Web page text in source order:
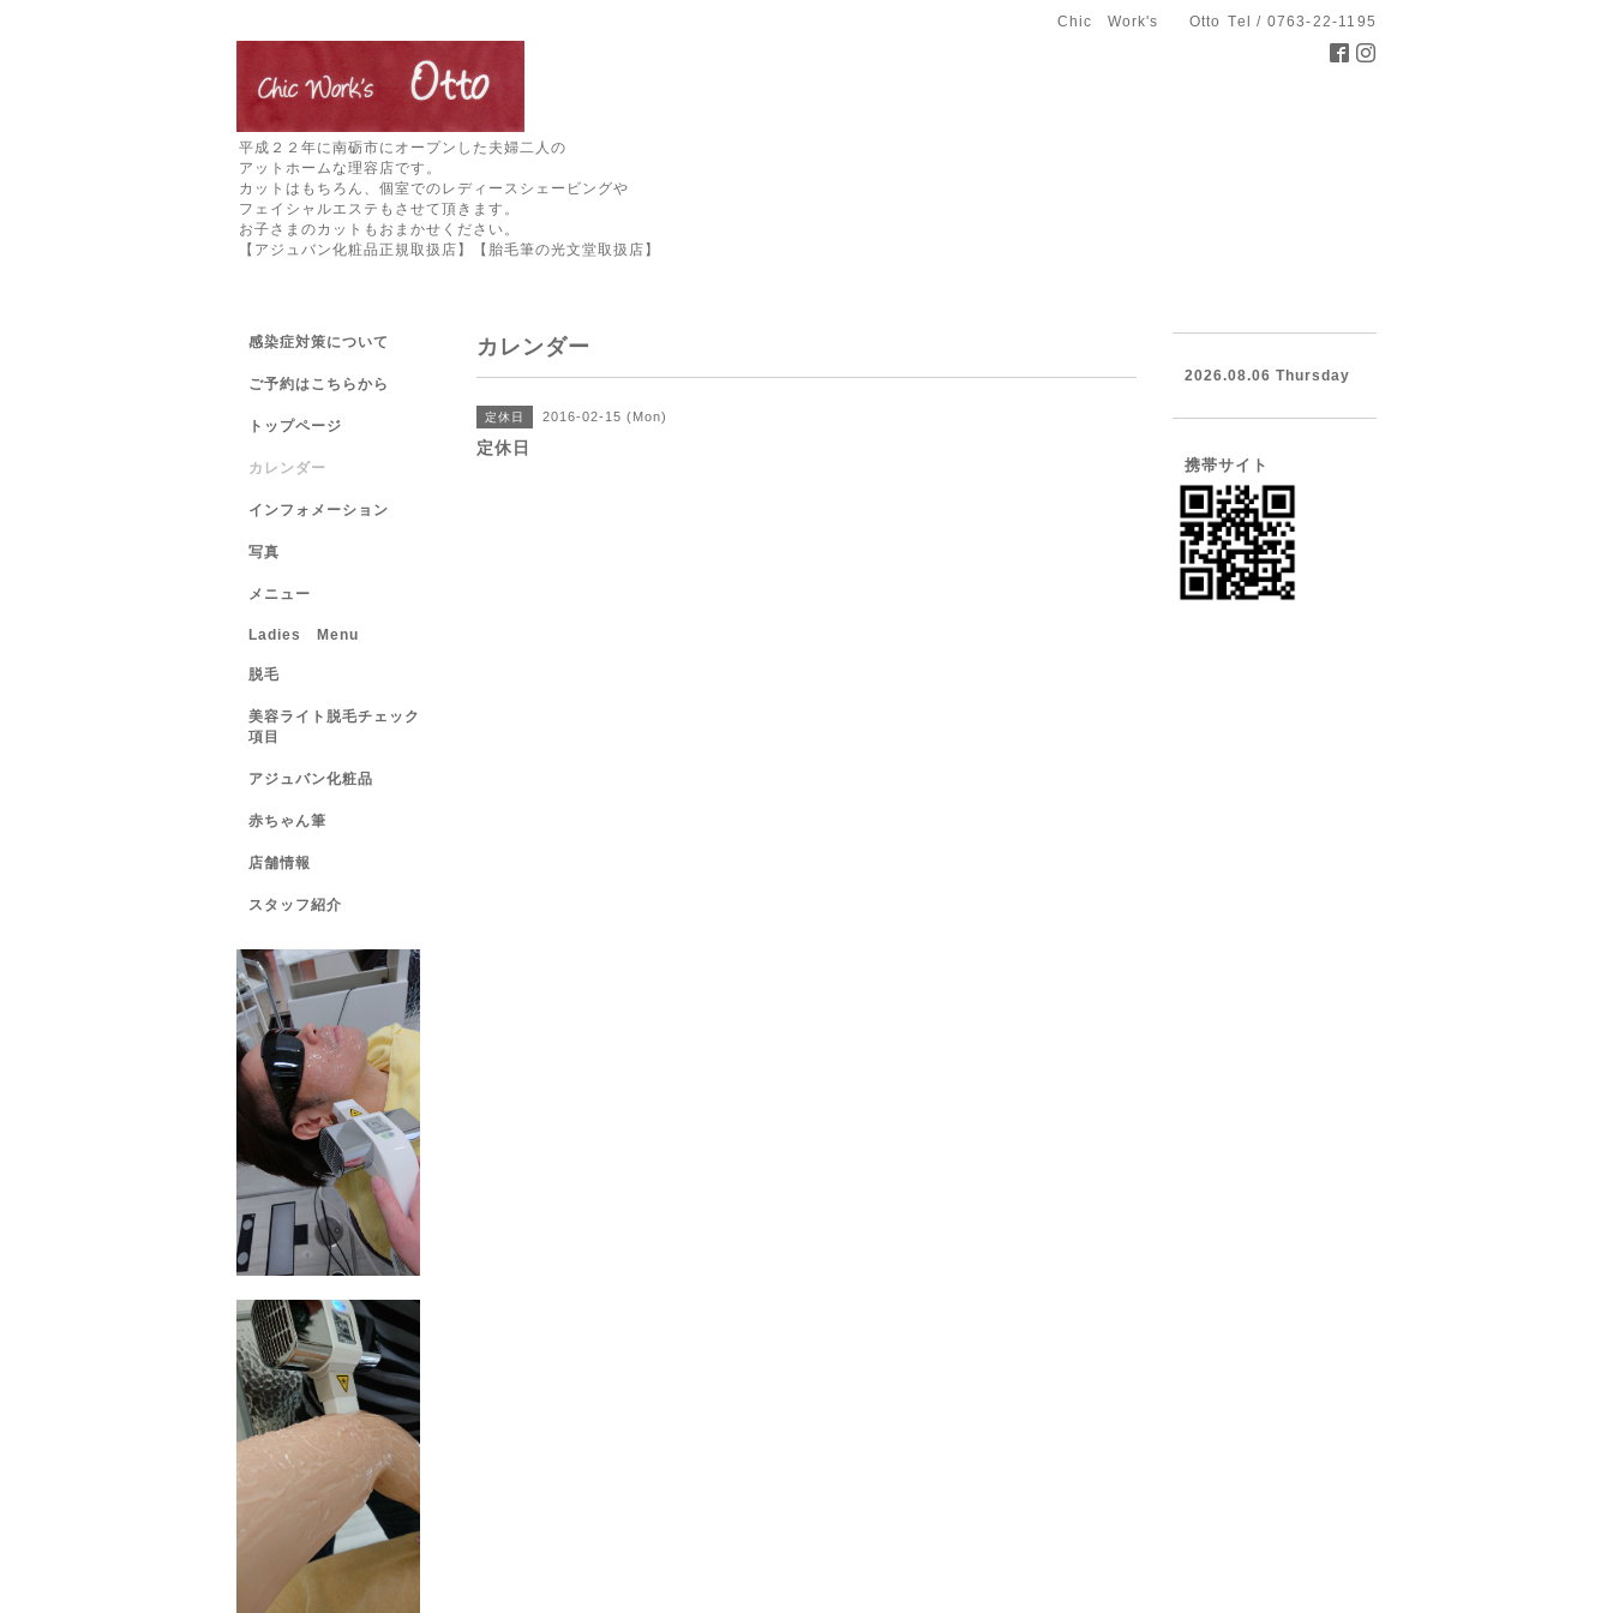
Chic Work's Otto Tel / 0763-22-1195
平成２２年に南砺市にオープンした夫婦二人の
アットホームな理容店です。
カットはもちろん、個室でのレディースシェービングや
フェイシャルエステもさせて頂きます。
お子さまのカットもおまかせください。
【アジュバン化粧品正規取扱店】【胎毛筆の光文堂取扱店】
カレンダー
定休日 2016-02-15 (Mon)
定休日
感染症対策について
ご予約はこちらから
トップページ
カレンダー
インフォメーション
写真
メニュー
Ladies Menu
脱毛
美容ライト脱毛チェック
項目
アジュバン化粧品
赤ちゃん筆
店舗情報
スタッフ紹介
2026.08.06 Thursday
携帯サイト